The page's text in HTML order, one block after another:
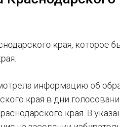
края,
информацию об
края в дни
края. В